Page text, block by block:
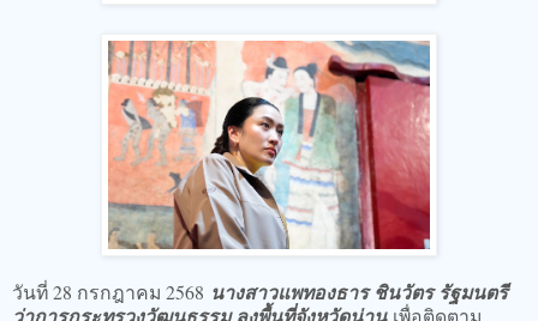
วันที่ 28 กรกฎาคม 2568 นางสาวแพทองธาร ชินวัตร รัฐมนตรี
เพื่อติดตาม